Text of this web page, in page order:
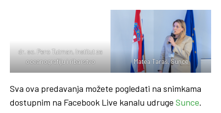
dr. sc. Pero Tutman, Institut za
oceanografiju i ribarstvo
Matea Taraš, Sunce
Sylvain Petit, SMILO
Marjan Žitnik, Maritimo
recycling
Dejan Kosić, Udruga Obala
Sva ova predavanja možete pogledati na snimkama
dostupnim na Facebook Live kanalu udruge Sunce.